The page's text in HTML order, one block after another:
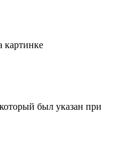
картинке
был указан при